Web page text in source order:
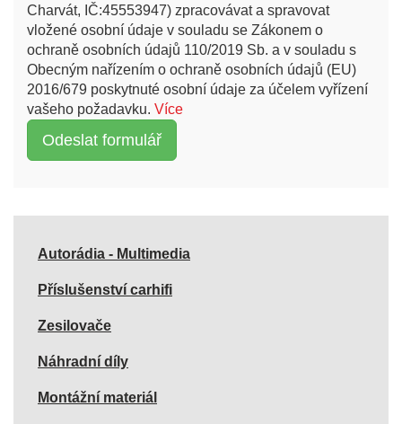
Charvát, IČ:45553947) zpracovávat a spravovat
vložené osobní údaje v souladu se Zákonem o
ochraně osobních údajů 110/2019 Sb. a v souladu s
Obecným nařízením o ochraně osobních údajů (EU)
2016/679 poskytnuté osobní údaje za účelem vyřízení
vašeho požadavku. Více
Autorádia - Multimedia
Příslušenství carhifi
Zesilovače
Náhradní díly
Montážní materiál